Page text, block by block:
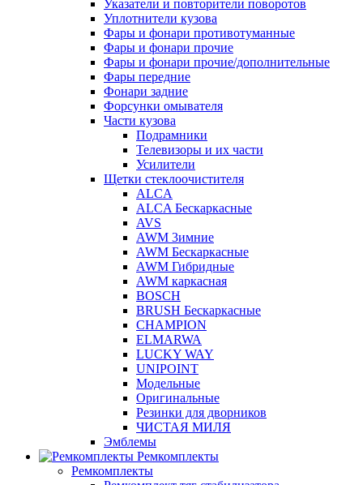
Указатели и повторители поворотов
Уплотнители кузова
Фары и фонари противотуманные
Фары и фонари прочие
Фары и фонари прочие/дополнительные
Фары передние
Фонари задние
Форсунки омывателя
Части кузова
Подрамники
Телевизоры и их части
Усилители
Щетки стеклоочистителя
ALCA
ALCA Бескаркасные
AVS
AWM 3имние
AWM Бескаркасные
AWM Гибридные
AWM каркасная
BOSCH
BRUSH Бескаркасные
CHAMPION
ELMARWA
LUCKY WAY
UNIPOINT
Модельные
Оригинальные
Резинки для дворников
ЧИСТАЯ МИЛЯ
Эмблемы
Ремкомплекты
Ремкомплекты